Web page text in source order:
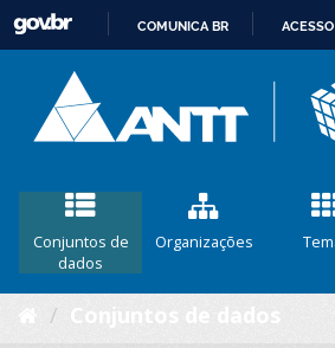
COMUNICA BR
Conjuntos de
dados
Organizações